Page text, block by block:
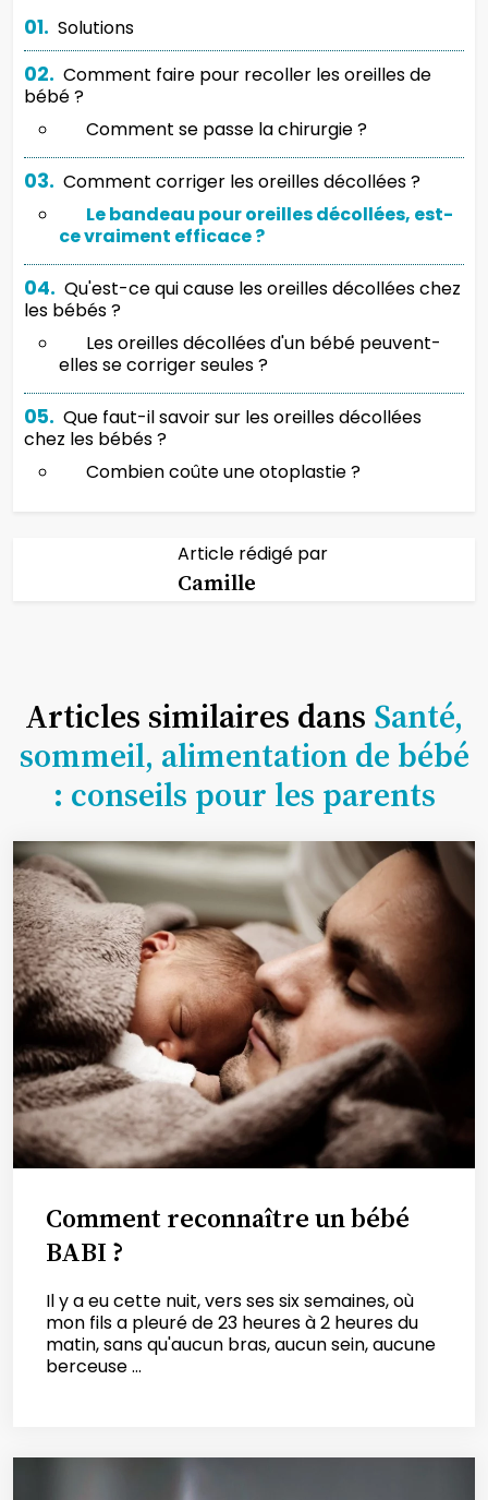
01. Solutions
02. Comment faire pour recoller les oreilles de
bébé ?
Comment se passe la chirurgie ?
03. Comment corriger les oreilles décollées ?
Le bandeau pour oreilles décollées, est-
ce vraiment efficace ?
04. Qu'est-ce qui cause les oreilles décollées chez
les bébés ?
Les oreilles décollées d'un bébé peuvent-
elles se corriger seules ?
05. Que faut-il savoir sur les oreilles décollées
chez les bébés ?
Combien coûte une otoplastie ?
Article rédigé par
Camille
Articles similaires dans Santé,
sommeil, alimentation de bébé
: conseils pour les parents
Comment reconnaître un bébé
BABI ?
Il y a eu cette nuit, vers ses six semaines, où
mon fils a pleuré de 23 heures à 2 heures du
matin, sans qu'aucun bras, aucun sein, aucune
berceuse ...